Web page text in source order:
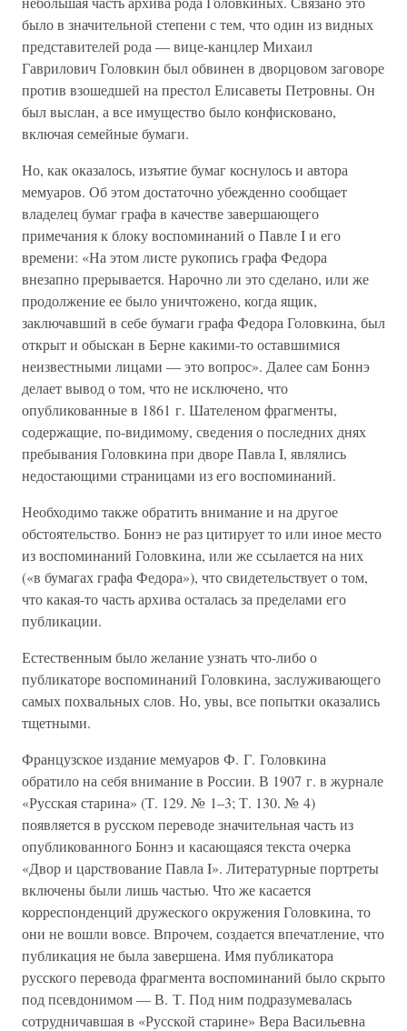
было в значительной степени с тем, что один из видных
представителей рода — вице-канцлер Михаил
Гаврилович Головкин был обвинен в дворцовом заговоре
против взошедшей на престол Елисаветы Петровны. Он
был выслан, а все имущество было конфисковано,
включая семейные бумаги.
Но, как оказалось, изъятие бумаг коснулось и автора
мемуаров. Об этом достаточно убежденно сообщает
владелец бумаг графа в качестве завершающего
примечания к блоку воспоминаний о Павле I и его
времени: «На этом листе рукопись графа Федора
внезапно прерывается. Нарочно ли это сделано, или же
продолжение ее было уничтожено, когда ящик,
заключавший в себе бумаги графа Федора Головкина, был
открыт и обыскан в Берне какими-то оставшимися
неизвестными лицами — это вопрос». Далее сам Боннэ
делает вывод о том, что не исключено, что
опубликованные в 1861 г. Шателеном фрагменты,
содержащие, по-видимому, сведения о последних днях
пребывания Головкина при дворе Павла I, являлись
недостающими страницами из его воспоминаний.
Необходимо также обратить внимание и на другое
обстоятельство. Боннэ не раз цитирует то или иное место
из воспоминаний Головкина, или же ссылается на них
(«в бумагах графа Федора»), что свидетельствует о том,
что какая-то часть архива осталась за пределами его
публикации.
Естественным было желание узнать что-либо о
публикаторе воспоминаний Головкина, заслуживающего
самых похвальных слов. Но, увы, все попытки оказались
тщетными.
Французское издание мемуаров Ф. Г. Головкина
обратило на себя внимание в России. В 1907 г. в журнале
«Русская старина» (Т. 129. № 1–3; Т. 130. № 4)
появляется в русском переводе значительная часть из
опубликованного Боннэ и касающаяся текста очерка
«Двор и царствование Павла I». Литературные портреты
включены были лишь частью. Что же касается
корреспонденций дружеского окружения Головкина, то
они не вошли вовсе. Впрочем, создается впечатление, что
публикация не была завершена. Имя публикатора
русского перевода фрагмента воспоминаний было скрыто
под псевдонимом — В. Т. Под ним подразумевалась
сотрудничавшая в «Русской старине» Вера Васильевна